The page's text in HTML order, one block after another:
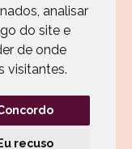
analisar
do site e
de onde
visitantes.
Eu recuso
às 20h